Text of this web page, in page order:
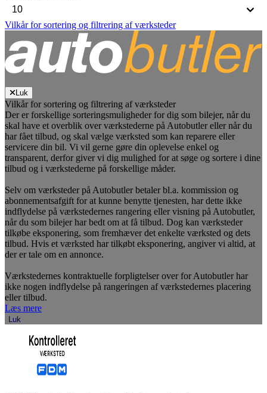
Vilkår for sortering og filtrering af værksteder
Luk
Vilkår for sortering og filtrering af værksteder
Der er forskellige sorteringsmuligheder for dig som bilejer, når du
skal have et overblik over værkstederne på Autobutler eller når du
har fået tilbud, og skal vælge værksted som kan reparere eller
servicere din bil. Vi vil gerne gøre din oplevelse enkel og
transparent, derfor giver vi dig mulighed for at søge og sortere i dine
tilbud og i værkstederne på forskellige måder.
Selv om værksteder på Autobutler betaler bl.a. kommission og
abonnementsafgift for at kunne benytte tjenesten, har dette ikke
indflydelse på værkstedernes rangering eller visning på Autobutler,
når du som bilejer har bedt om at få tilbud. Dog kan værksteder
tilkøbe eksponering, som fremhæver det enkelte værksted og dets
tilbud. Hvis et værksted har tilkøbt eksponering, angiver vi altid, at
der er tale om en annonce.
Værkstedernes kontraktuelle forpligtelser over for Autobutler har
ikke nogen indflydelse på rangeringen af værkstedernes placering
eller tilbud.
Læs mere
Luk